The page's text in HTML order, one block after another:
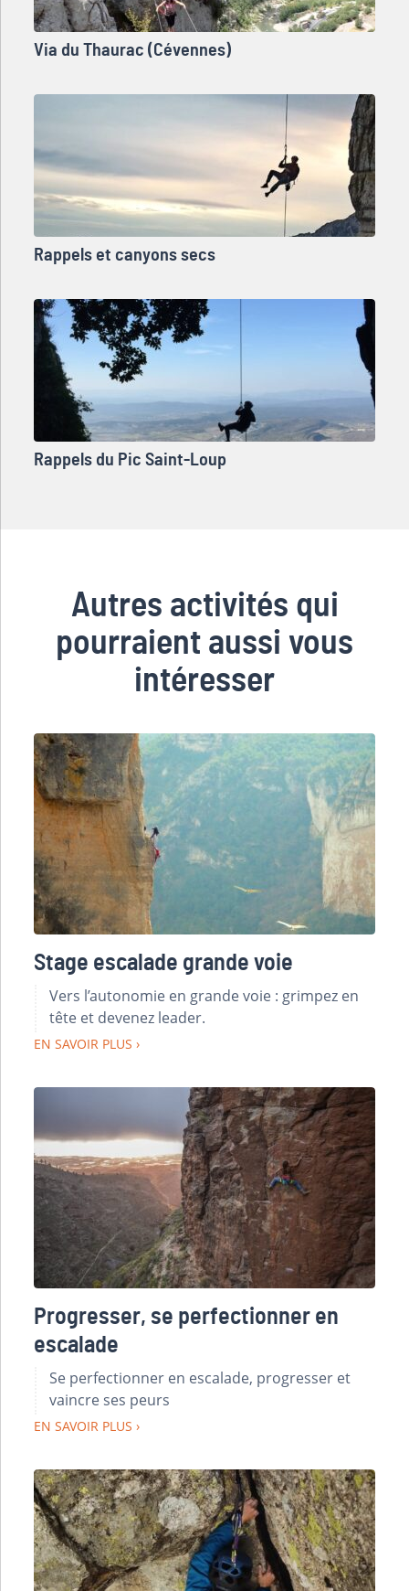
Via du Thaurac (Cévennes)
Rappels et canyons secs
Rappels du Pic Saint-Loup
Autres activités qui
pourraient aussi vous
intéresser
Stage escalade grande voie
Vers l’autonomie en grande voie : grimpez en
tête et devenez leader.
EN SAVOIR PLUS
Progresser, se perfectionner en
escalade
Se perfectionner en escalade, progresser et
vaincre ses peurs
EN SAVOIR PLUS